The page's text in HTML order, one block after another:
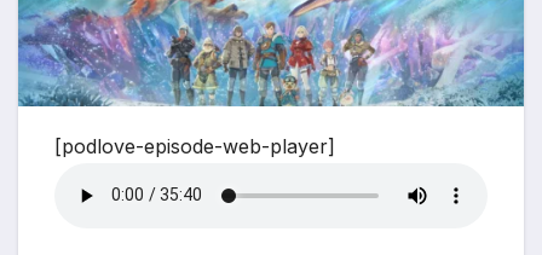
[podlove-episode-web-player]